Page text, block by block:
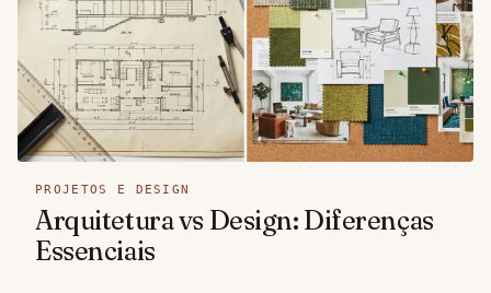
PROJETOS E DESIGN
Arquitetura vs Design: Diferenças
Essenciais